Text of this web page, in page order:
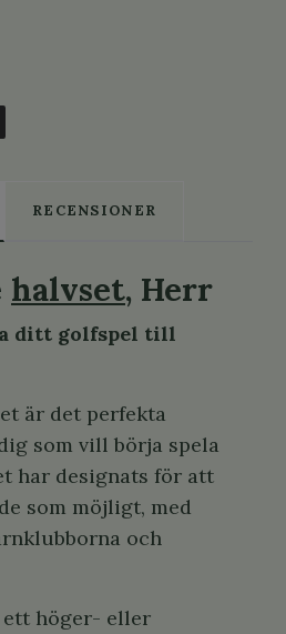
RECENSIONER
halvset, Herr
ditt golfspel till
är det perfekta
som vill börja spela
har designats för att
som möjligt, med
och
ett höger- eller